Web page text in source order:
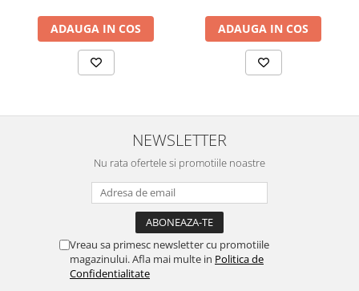
ADAUGA IN COS ADAUGA IN COS
NEWSLETTER
Nu rata ofertele si promotiile noastre
Vreau sa primesc newsletter cu promotiile
magazinului. Afla mai multe in Politica de
Confidentialitate